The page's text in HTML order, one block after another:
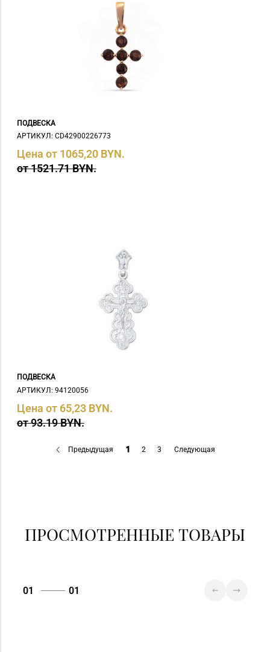
ПОДВЕСКА
АРТИКУЛ: СD42900226773
Цена от 1065,20 BYN.
от 1521.71 BYN.
ПОДВЕСКА
АРТИКУЛ: 94120056
Цена от 65,23 BYN.
от 93.19 BYN.
Предыдущая 1 2 3 Следующая
ПРОСМОТРЕННЫЕ ТОВАРЫ
01 01